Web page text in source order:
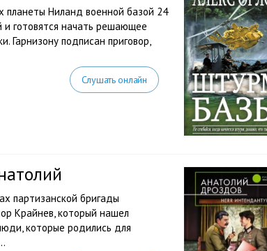
планеты Ниланд военной базой 24
и готовятся начать решающее
Гарнизону подписан приговор,
Слушать онлайн
партизанской бригады
Крайнев, который нашел
которые родились для